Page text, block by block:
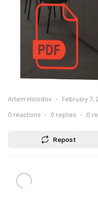
Artem Holodov February 7,
0 reactions 0 replies 0
Repost